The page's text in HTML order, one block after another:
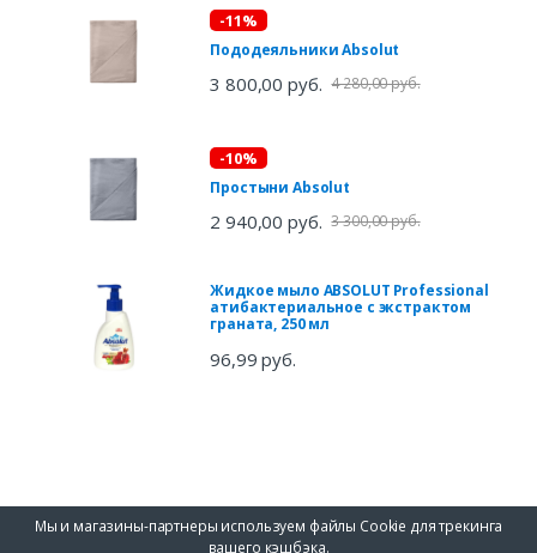
-11%
Пододеяльники Absolut
3 800,00 руб. 4 280,00 руб.
-10%
Простыни Absolut
2 940,00 руб. 3 300,00 руб.
Жидкое мыло ABSOLUT Professional
атибактериальное с экстрактом
граната, 250 мл
96,99 руб.
Мы и магазины-партнеры используем файлы Cookie для трекинга
вашего кэшбэка.